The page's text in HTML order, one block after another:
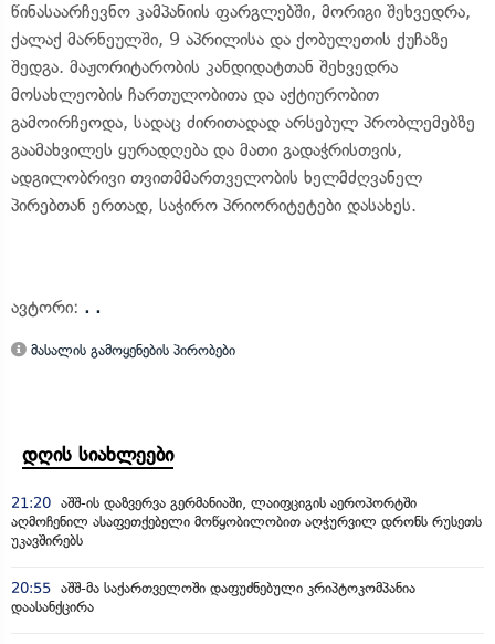
წინასაარჩევნო კამპანიის ფარგლებში, მორიგი შეხვედრა,
ქალაქ მარნეულში, 9 აპრილისა და ქობულეთის ქუჩაზე
შედგა. მაჟორიტარობის კანდიდატთან შეხვედრა
მოსახლეობის ჩართულობითა და აქტიურობით
გამოირჩეოდა, სადაც ძირითადად არსებულ პრობლემებზე
გაამახვილეს ყურადღება და მათი გადაჭრისთვის,
ადგილობრივი თვითმმართველობის ხელმძღვანელ
პირებთან ერთად, საჭირო პრიორიტეტები დასახეს.
ავტორი: . .
მასალის გამოყენების პირობები
დღის სიახლეები
21:20 აშშ-ის დაზვერვა გერმანიაში, ლაიფციგის აეროპორტში
აღმოჩენილ ასაფეთქებელი მოწყობილობით აღჭურვილ დრონს რუსეთს
უკავშირებს
20:55 აშშ-მა საქართველოში დაფუძნებული კრიპტოკომპანია
დაასანქცირა